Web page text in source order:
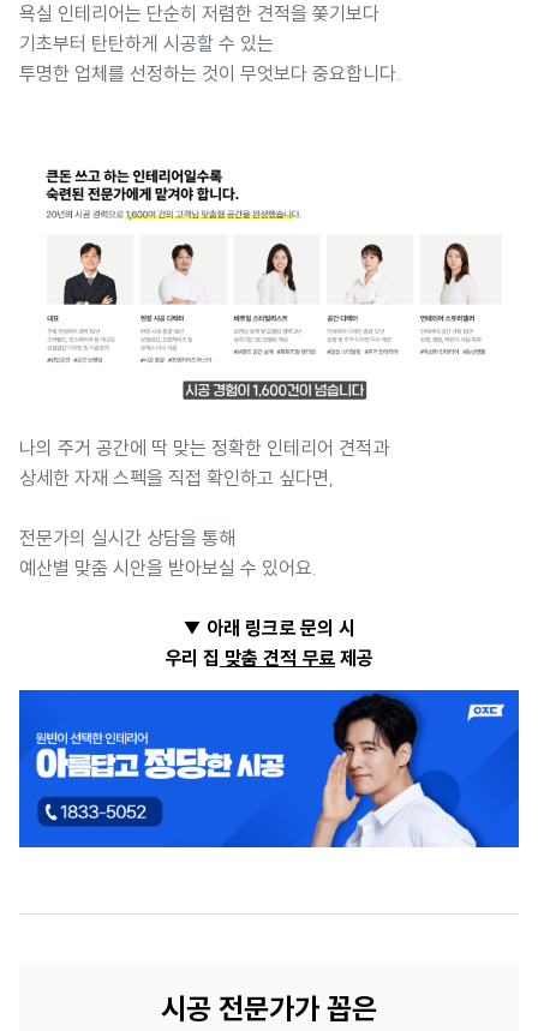
욕실 인테리어는 단순히 저렴한 견적을 쫓기보다
기초부터 탄탄하게 시공할 수 있는
투명한 업체를 선정하는 것이 무엇보다 중요합니다.
나의 주거 공간에 딱 맞는 정확한 인테리어 견적과
상세한 자재 스펙을 직접 확인하고 싶다면,
전문가의 실시간 상담을 통해
예산별 맞춤 시안을 받아보실 수 있어요.
▼ 아래 링크로 문의 시
우리 집 맞춤 견적 무료 제공
시공 전문가가 꼽은